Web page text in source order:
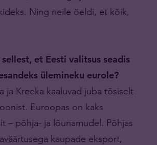
Ning neile öeldi, et kõik,
et Eesti valitsus seadis
ülemineku eurole?
ja Kreeka kaaluvad juba tõsiselt
Euroopas on kaks
– põhja- ja lõunamudel. Põhjas
kaupade eksport,